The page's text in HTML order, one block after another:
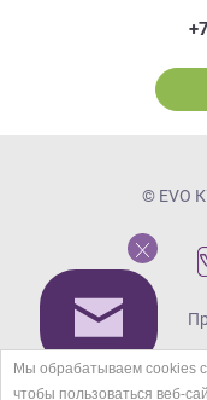
© EVO
Мы обрабатываем cookies
чтобы пользоваться веб-